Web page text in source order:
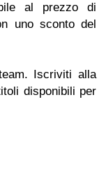
al prezzo di
uno sconto del
Iscriviti alla
disponibili per